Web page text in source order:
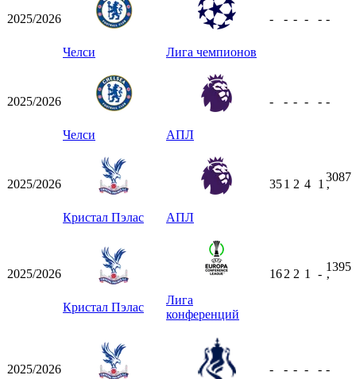
2025/2026
Челси Лига чемпионов
- - - - - -
2025/2026
Челси АПЛ
- - - - - -
2025/2026
Кристал Пэлас АПЛ
351 2 4 1
3087
ʼ
2025/2026
Кристал Пэлас
Лига
конференций
162 2 1 -
1395
ʼ
2025/2026 - - - - - -